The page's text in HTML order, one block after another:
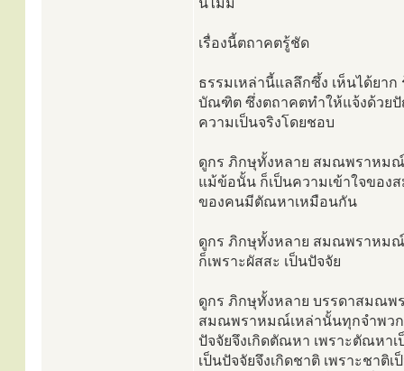
นี้ไม่มี
เรื่องนี้ตถาคตรู้ชัด
ธรรมเหล่านี้แลลึกซึ้ง เห็นได้ยาก
บัณฑิต ซึ่งตถาคตทำให้แจ้งด้วยปั
ความเป็นจริงโดยชอบ
ดูกร ภิกษุทั้งหลาย สมณพราหมณ์
แม้ข้อนั้น ก็เป็นความเข้าใจของ
ของคนมีตัณหาเหมือนกัน
ดูกร ภิกษุทั้งหลาย สมณพราหมณ์
ก็เพราะผัสสะ เป็นปัจจัย
ดูกร ภิกษุทั้งหลาย บรรดาสมณพ
สมณพราหมณ์เหล่านั้นทุกจำพวก
ปัจจัยจึงเกิดตัณหา เพราะตัณหาเ
เป็นปัจจัยจึงเกิดชาติ เพราะชาติ